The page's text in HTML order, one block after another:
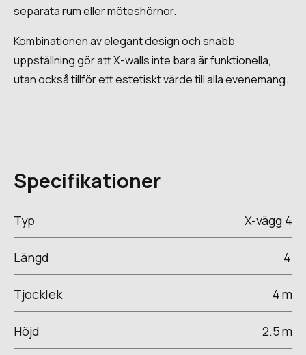
Specifikationer
Typ X-vägg 4
Längd 4
Tjocklek 4m
Höjd 2.5m
separata rum eller möteshörnor.
Kombinationen av elegant design och snabb
uppställning gör att X-walls inte bara är funktionella,
utan också tillför ett estetiskt värde till alla evenemang.